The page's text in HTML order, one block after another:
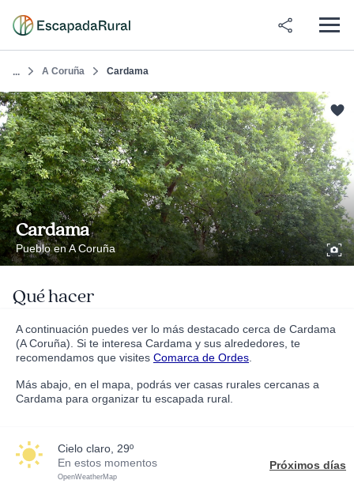
... A Coruña Cardama
Cardama
Pueblo en A Coruña
Qué hacer
A continuación puedes ver lo más destacado cerca de Cardama
(A Coruña). Si te interesa Cardama y sus alrededores, te
recomendamos que visites Comarca de Ordes
Más abajo, en el mapa, podrás ver casas rurales cercanas a
Cardama para organizar tu escapada rural.
cielo claro, 29º
En estos momentos
OpenWeatherMap
Próximos días